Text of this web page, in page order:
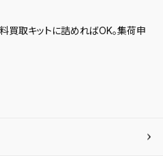
買取キットに詰めればOK。集荷申